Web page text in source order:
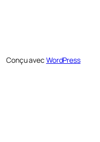
Conçu avec WordPress